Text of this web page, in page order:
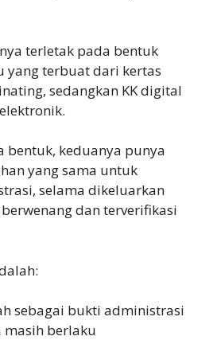
terletak pada bentuk
yang terbuat dari kertas
sedangkan KK digital
bentuk, keduanya punya
yang sama untuk
selama dikeluarkan
dan terverifikasi
sebagai bukti administrasi
masih berlaku